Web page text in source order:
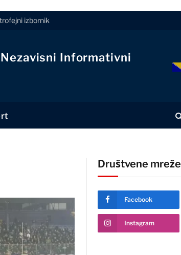
izbornik
Informativni
Društvene mreže
Facebook
Instagram